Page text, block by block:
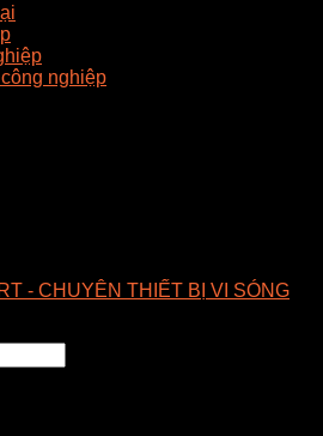
nghiệp
- CHUYÊN THIẾT BỊ VI SÓNG